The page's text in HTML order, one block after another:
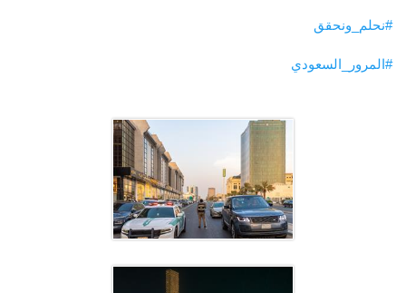
#نحلم_ونحقق
#المرور_السعودي